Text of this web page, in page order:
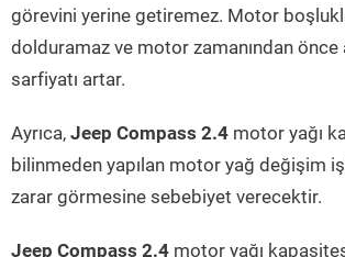
görevini yerine getiremez. Motor
dolduramaz ve motor zamanından önce
sarfiyatı artar.
Ayrıca, Jeep Compass 2.4 motor yağı
bilinmeden yapılan motor yağ değişim
zarar görmesine sebebiyet verecektir.
Jeep Compass 2.4 motor yağı